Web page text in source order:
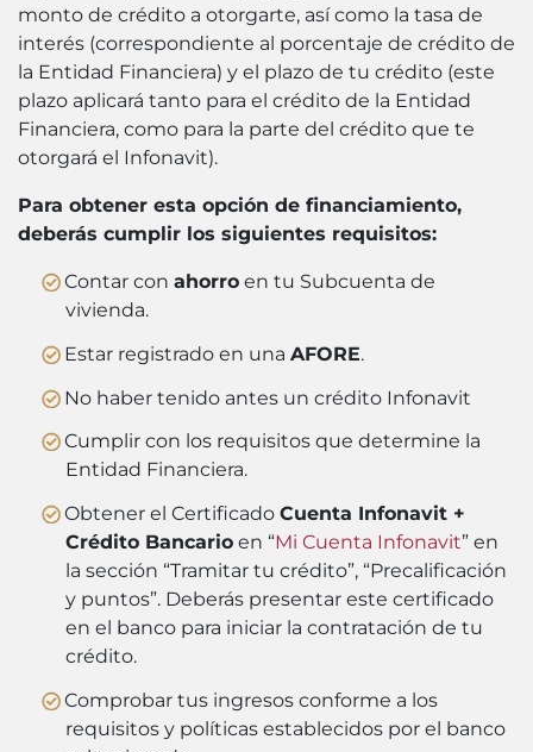
monto de crédito a otorgarte, así como la tasa de
interés (correspondiente al porcentaje de crédito de
la Entidad Financiera) y el plazo de tu crédito (este
plazo aplicará tanto para el crédito de la Entidad
Financiera, como para la parte del crédito que te
otorgará el Infonavit).
Para obtener esta opción de financiamiento,
deberás cumplir los siguientes requisitos:
Contar con ahorro en tu Subcuenta de
vivienda.
Estar registrado en una AFORE.
No haber tenido antes un crédito Infonavit
Cumplir con los requisitos que determine la
Entidad Financiera.
Obtener el Certificado Cuenta Infonavit +
Crédito Bancario en “Mi Cuenta Infonavit” en
la sección “Tramitar tu crédito”, “Precalificación
y puntos”. Deberás presentar este certificado
en el banco para iniciar la contratación de tu
crédito.
Comprobar tus ingresos conforme a los
requisitos y políticas establecidos por el banco